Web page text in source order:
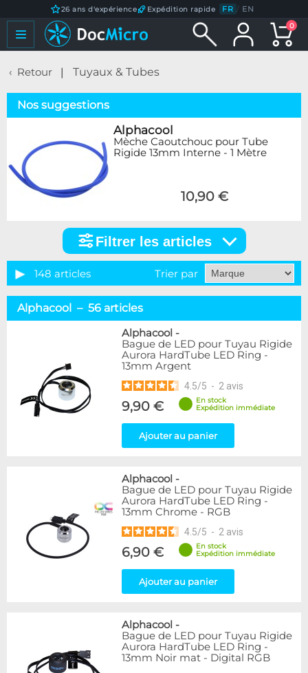
26 ans d'expérience Expédition rapide FR / EN
0
Retour Tuyaux & Tubes
Nos suggestions
Alphacool
Mèche Caoutchouc pour Tube
Rigide 13mm Interne - 1 Mètre
10,90 €
articles
Catégorie
Tuyaux souples
37
Accessoires pour tuyaux
59
Marque
Alphacool
56
DocMicro
27
17
2
15
3
Mayhems
12
Monsoon
3
Tygon
XSPC
7
9
15
Plexi
5
Rouge
Filtrer les articles
148 articles Trier par
Alphacool – 56 articles
Alphacool -
Bague de LED pour Tuyau Rigide
Aurora HardTube LED Ring -
13mm Argent
4.5/5 - 2 avis
9,90 €
En stock
Expédition immédiate
Ajouter au panier
Alphacool -
Bague de LED pour Tuyau Rigide
Aurora HardTube LED Ring -
13mm Chrome - RGB
4.5/5 - 2 avis
6,90 €
En stock
Expédition immédiate
Ajouter au panier
Alphacool -
Bague de LED pour Tuyau Rigide
Aurora HardTube LED Ring -
13mm Noir mat - Digital RGB